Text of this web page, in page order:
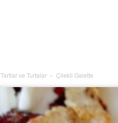
Tartlar ve Turtalar Çilekli Galette